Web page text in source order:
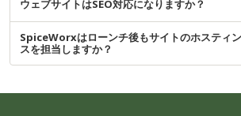
ウェブサイトはSEO対応になりますか？
SpiceWorxはローンチ後もサイトのホスティ
スを担当しますか？